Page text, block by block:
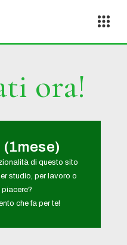
ora!
(1mese)
di questo sito
studio, per lavoro o
che fa per te!